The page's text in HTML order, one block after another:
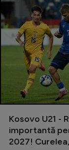
Kosovo U21 -
importantă
2027!